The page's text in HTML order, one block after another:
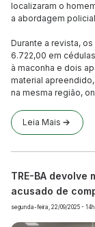
localizaram o
a abordagem
Durante a revista,
6.722,00 em
à maconha e dois
material
na mesma região,
Leia Mais
TRE-BA devolve
acusado de
segunda-feira, 22/09/2025 -